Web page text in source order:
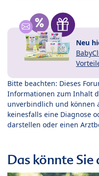
Neu
Bitte beachten: Dieses
Informationen zum Inhalt
unverbindlich und können
keinesfalls eine Diagnose
darstellen oder einen
Das könnte